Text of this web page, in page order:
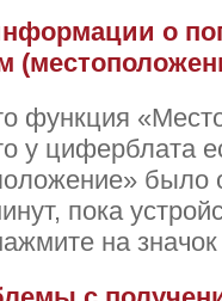
о
функция
у циферблата
было
пока
на